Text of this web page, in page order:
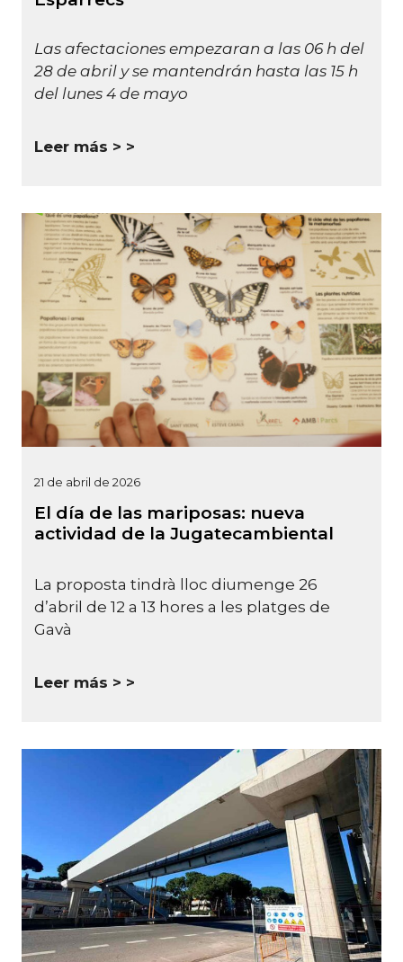
Las afectaciones empezaran a las 06 h del
28 de abril y se mantendrán hasta las 15 h
del lunes 4 de mayo
Leer más >
21 de abril de 2026
El día de las mariposas: nueva
actividad de la Jugatecambiental
La proposta tindrà lloc diumenge 26
d’abril de 12 a 13 hores a les platges de
Gavà
Leer más >